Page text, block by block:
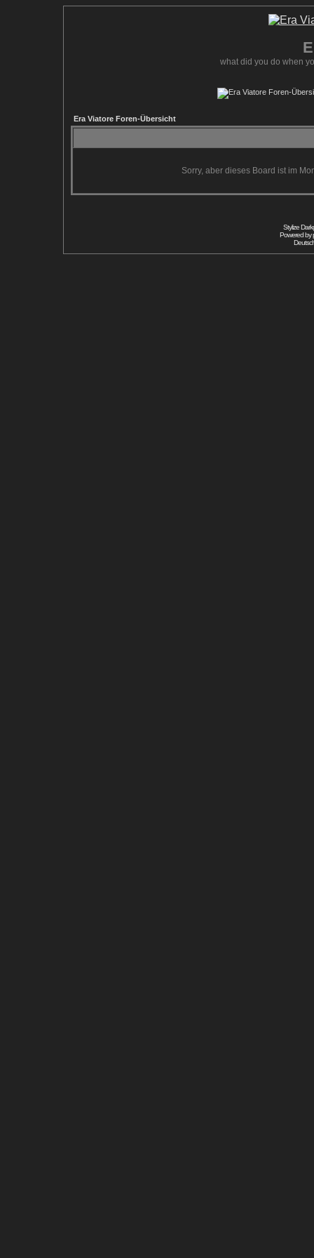
what did you do when
Era Viatore Foren-Übersicht
Sorry, aber dieses Board ist im
Stylize
Powered by